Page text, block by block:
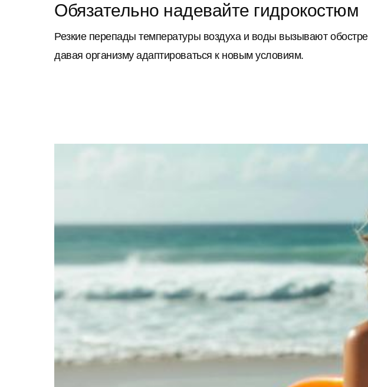
Обязательно надевайте гидрокостюм
Резкие перепады температуры воздуха и воды вызывают
давая организму адаптироваться к новым условиям.